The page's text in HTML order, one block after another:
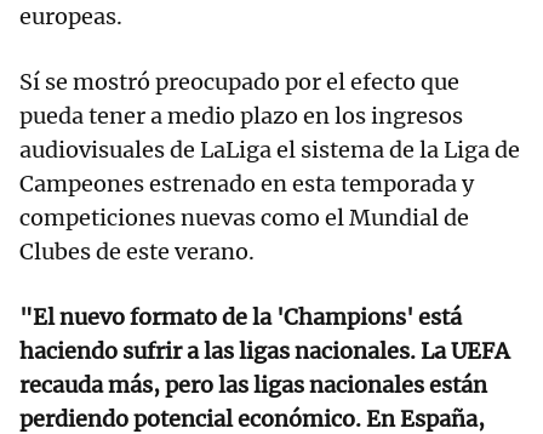
europeas.
Sí se mostró preocupado por el efecto que
pueda tener a medio plazo en los ingresos
audiovisuales de LaLiga el sistema de la Liga de
Campeones estrenado en esta temporada y
competiciones nuevas como el Mundial de
Clubes de este verano.
"El nuevo formato de la 'Champions' está
haciendo sufrir a las ligas nacionales. La UEFA
recauda más, pero las ligas nacionales están
perdiendo potencial económico. En España,